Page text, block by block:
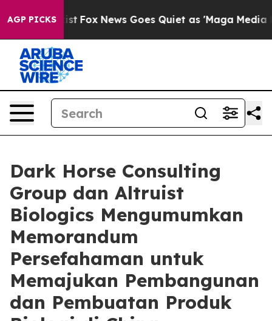
AGP PICKS
Exist Fox News Goes Quiet as 'Maga Media
Dark Horse Consulting
Group dan Altruist
Biologics Mengumumkan
Memorandum
Persefahaman untuk
Memajukan Pembangunan
dan Pembuatan Produk